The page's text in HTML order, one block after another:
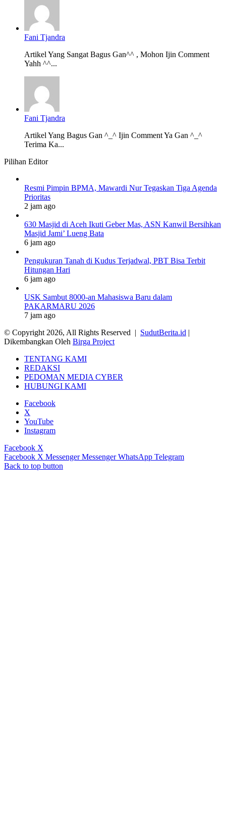
Fani Tjandra
Artikel Yang Sangat Bagus Gan^^ , Mohon Ijin Comment
Yahh ^^...
Fani Tjandra
Artikel Yang Bagus Gan ^_^ Ijin Comment Ya Gan ^_^
Terima Ka...
Pilihan Editor
Resmi Pimpin BPMA, Mawardi Nur Tegaskan Tiga Agenda
Prioritas
2 jam ago
630 Masjid di Aceh Ikuti Geber Mas, ASN Kanwil Bersihkan
Masjid Jami’ Lueng Bata
6 jam ago
Pengukuran Tanah di Kudus Terjadwal, PBT Bisa Terbit
Hitungan Hari
6 jam ago
USK Sambut 8000-an Mahasiswa Baru dalam
PAKARMARU 2026
7 jam ago
© Copyright 2026, All Rights Reserved | SudutBerita.id |
Dikembangkan Oleh Birga Project
TENTANG KAMI
REDAKSI
PEDOMAN MEDIA CYBER
HUBUNGI KAMI
Facebook
X
YouTube
Instagram
Facebook X
Facebook X Messenger Messenger WhatsApp Telegram
Back to top button